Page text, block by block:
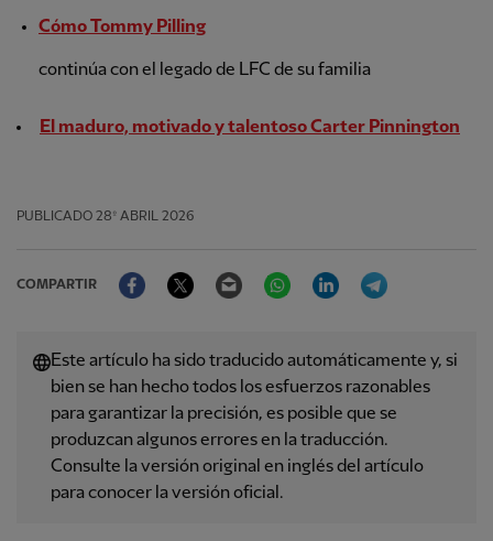
Cómo Tommy Pilling
continúa con el legado de LFC de su familia
El maduro, motivado y talentoso Carter Pinnington
PUBLICADO 28º ABRIL 2026
COMPARTIR
FacebookTwitter Email WhatsAppLinkedIn
Este artículo ha sido traducido automáticamente y, si
bien se han hecho todos los esfuerzos razonables
para garantizar la precisión, es posible que se
produzcan algunos errores en la traducción.
Consulte la versión original en inglés del artículo
para conocer la versión oficial.